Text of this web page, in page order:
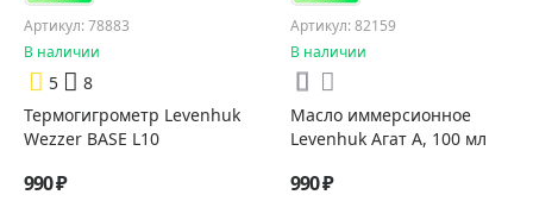
Артикул: 78883
В наличии
5
8
Термогигрометр Levenhuk
Wezzer BASE L10
990 ₽
Артикул: 82159
В наличии
Масло иммерсионное
Levenhuk Агат А, 100 мл
990 ₽